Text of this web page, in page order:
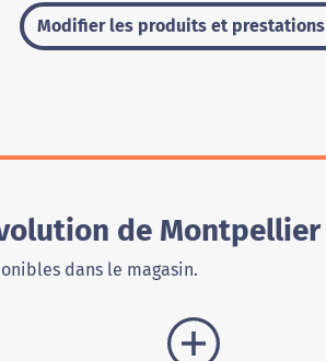
Modifier les produits et prestations
de Montpellier
dans le magasin.